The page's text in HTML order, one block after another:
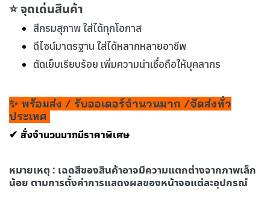
⭐ จุดเด่นสินค้า
สีกรมสุภาพ ใส่ได้ทุกโอกาส
ดีไซน์มาตรฐาน ใส่ได้หลากหลายอาชีพ
ตัดเย็บเรียบร้อย เพิ่มความน่าเชื่อถือให้บุคลากร
✨ พร้อมส่ง / รับออเดอร์จำนวนมาก /จัดส่งทั่ว
ประเทศ
✔ สั่งจำนวนมากมีราคาพิเศษ
หมายเหตุ : เฉดสีของสินค้าอาจมีความแตกต่างจากภาพเล็ก
น้อย ตามการตั้งค่าการแสดงผลของหน้าจอแต่ละอุปกรณ์